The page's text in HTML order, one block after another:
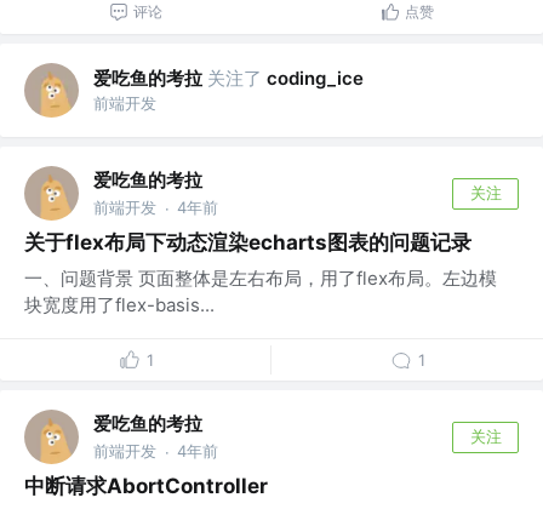
评论 点赞
爱吃鱼的考拉 关注了 coding_ice
前端开发
爱吃鱼的考拉
前端开发 · 4年前
关注
关于flex布局下动态渲染echarts图表的问题记录
一、问题背景 页面整体是左右布局，用了flex布局。左边模
块宽度用了flex-basis...
1 1
爱吃鱼的考拉
前端开发 · 4年前
关注
中断请求AbortController